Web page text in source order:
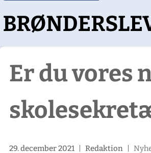
Er du vores
29. december 2021 |Redaktion |